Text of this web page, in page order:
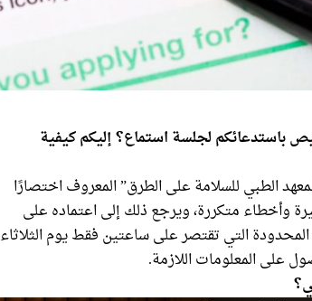
باستدعائكم لجلسة استماع؟ إليكم كيفية
الطبي للسلامة على الطرق” المعروف اختصارًا
وأخطاء متكررة، ويرجع ذلك إلى اعتماده على
التي تقتصر على ساعتين فقط يوم الثلاثاء
على المعلومات اللازمة.